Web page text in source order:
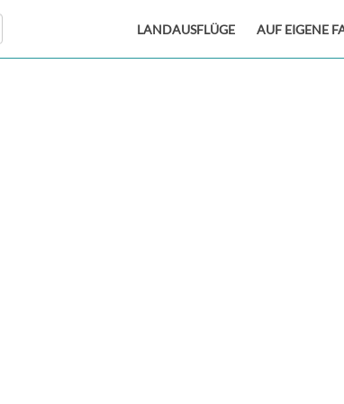
LANDAUSFLÜGE AUF EIGENE